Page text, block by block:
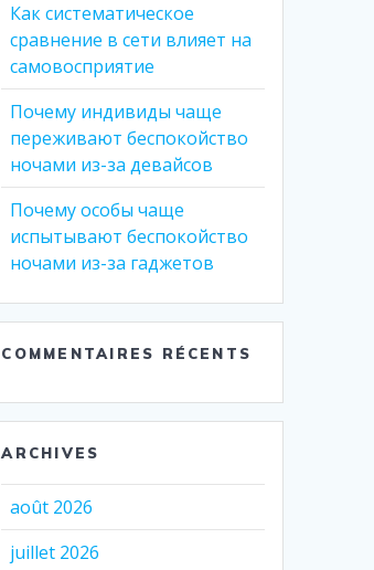
Как систематическое
сравнение в сети влияет на
самовосприятие
Почему индивиды чаще
переживают беспокойство
ночами из-за девайсов
Почему особы чаще
испытывают беспокойство
ночами из-за гаджетов
COMMENTAIRES RÉCENTS
ARCHIVES
août 2026
juillet 2026